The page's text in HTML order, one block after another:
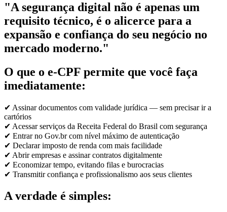
"A segurança digital não é apenas um
requisito técnico, é o alicerce para a
expansão e confiança do seu negócio no
mercado moderno."
O que o e-CPF permite que você faça
imediatamente:
✔ Assinar documentos com validade jurídica — sem precisar ir a
cartórios
✔ Acessar serviços da Receita Federal do Brasil com segurança
✔ Entrar no Gov.br com nível máximo de autenticação
✔ Declarar imposto de renda com mais facilidade
✔ Abrir empresas e assinar contratos digitalmente
✔ Economizar tempo, evitando filas e burocracias
✔ Transmitir confiança e profissionalismo aos seus clientes
A verdade é simples: